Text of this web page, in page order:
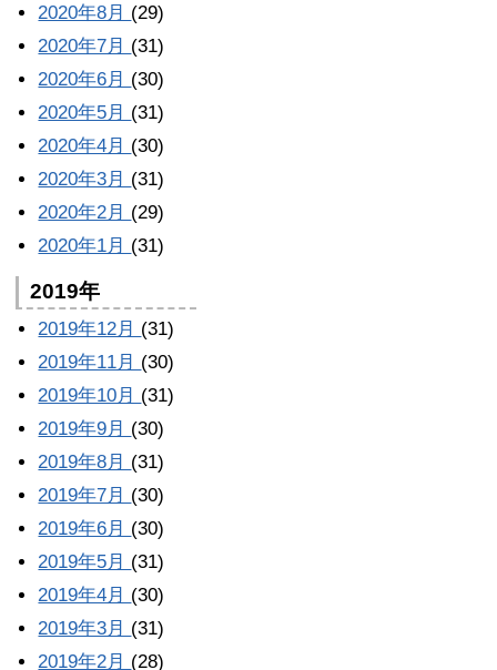
2020年8月 (29)
2020年7月 (31)
2020年6月 (30)
2020年5月 (31)
2020年4月 (30)
2020年3月 (31)
2020年2月 (29)
2020年1月 (31)
2019年
2019年12月 (31)
2019年11月 (30)
2019年10月 (31)
2019年9月 (30)
2019年8月 (31)
2019年7月 (30)
2019年6月 (30)
2019年5月 (31)
2019年4月 (30)
2019年3月 (31)
2019年2月 (28)